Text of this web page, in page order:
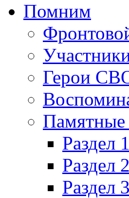
Помним
Герои
Памятные
Раздел
Раздел
Раздел